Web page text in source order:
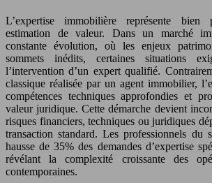
L’expertise immobilière représente bien
estimation de valeur. Dans un marché
constante évolution, où les enjeux
sommets inédits, certaines situations
l’intervention d’un expert qualifié.
classique réalisée par un agent immobilier,
compétences techniques approfondies et
valeur juridique. Cette démarche devient
risques financiers, techniques ou juridiques
transaction standard. Les professionnels du
hausse de 35% des demandes d’expertise
révélant la complexité croissante des
contemporaines.